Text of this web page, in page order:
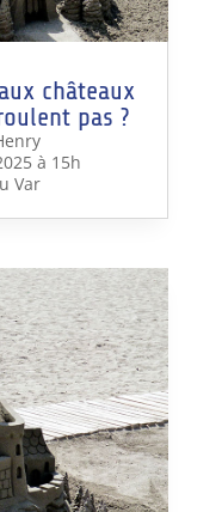
châteaux
pas ?
à 15h
Var